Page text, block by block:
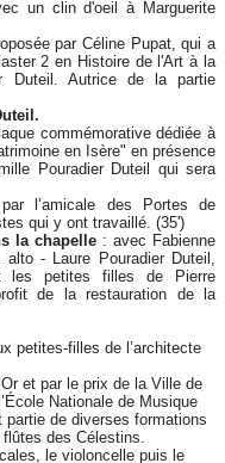
un clin d'oeil à Marguerite
par Céline Pupat, qui a
2 en Histoire de l'Art à la
Duteil. Autrice de la partie
commémorative dédiée à
en Isère" en présence
Pouradier Duteil qui sera
l’amicale des Portes de
qui y ont travaillé. (35')
la chapelle : avec Fabienne
- Laure Pouradier Duteil,
les petites filles de Pierre
de la restauration de la
petites-filles de l’architecte
et par le prix de la Ville de
Nationale de Musique
de diverses formations
des Célestins.
le violoncelle puis le